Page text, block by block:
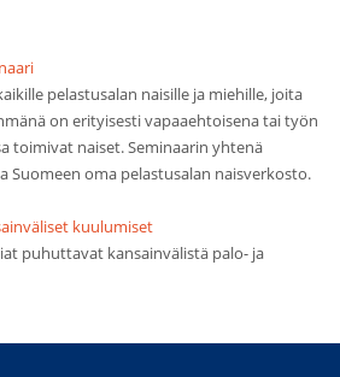
pelastusalan naisille ja miehille, joita
on erityisesti vapaaehtoisena tai työn
toimivat naiset. Seminaarin yhtenä
Suomeen oma pelastusalan naisverkosto.
kuulumiset
puhuttavat kansainvälistä palo- ja